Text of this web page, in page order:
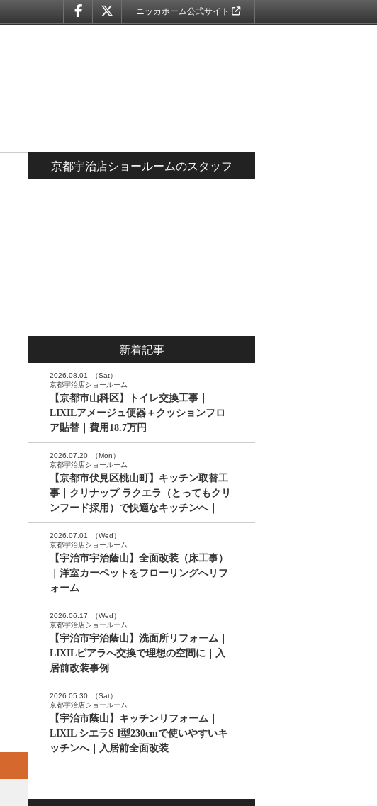
ニッカホーム公式サイト
京都宇治店ショールームのスタッフ
新着記事
2026.08.01
（Sat）
京都宇治店ショールーム
【京都市山科区】トイレ交換工事｜
LIXILアメージュ便器＋クッションフロ
ア貼替｜費用18.7万円
2026.07.20
（Mon）
京都宇治店ショールーム
【京都市伏見区桃山町】キッチン取替工
事｜クリナップ ラクエラ（とってもクリ
ンフード採用）で快適なキッチンへ｜
2026.07.01
（Wed）
京都宇治店ショールーム
【宇治市宇治蔭山】全面改装（床工事）
｜洋室カーペットをフローリングへリフ
ォーム
2026.06.17
（Wed）
京都宇治店ショールーム
【宇治市宇治蔭山】洗面所リフォーム｜
LIXILピアラへ交換で理想の空間に｜入
居前改装事例
2026.05.30
（Sat）
京都宇治店ショールーム
【宇治市蔭山】キッチンリフォーム｜
LIXIL シエラS I型230cmで使いやすいキ
ッチンへ｜入居前全面改装